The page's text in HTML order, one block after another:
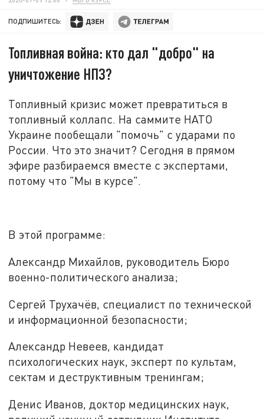
ПОДПИШИТЕСЬ:
Топливная война: кто дал "добро" на
уничтожение НПЗ?
Топливный кризис может превратиться в
топливный коллапс. На саммите НАТО
Украине пообещали "помочь" с ударами по
России. Что это значит? Сегодня в прямом
эфире разбираемся вместе с экспертами,
потому что "Мы в курсе".
В этой программе:
Александр Михайлов, руководитель Бюро
военно-политического анализа;
Сергей Трухачёв, специалист по технической
и информационной безопасности;
Александр Невеев, кандидат
психологических наук, эксперт по культам,
сектам и деструктивным тренингам;
Денис Иванов, доктор медицинских наук,